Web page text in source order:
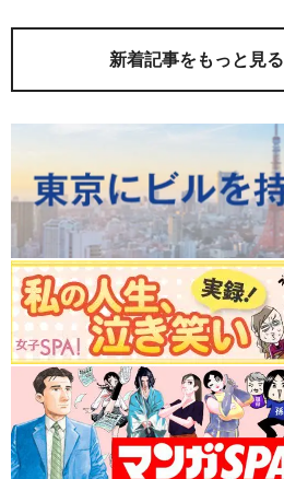
新着記事をもっと見る